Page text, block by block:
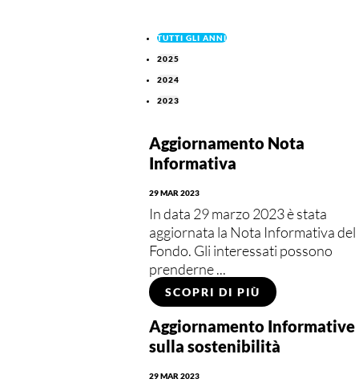
TUTTI GLI ANNI
2025
2024
2023
Aggiornamento Nota
Informativa
29 MAR 2023
In data 29 marzo 2023 è stata
aggiornata la Nota Informativa del
Fondo. Gli interessati possono
prenderne ...
SCOPRI DI PIÙ
Aggiornamento Informative
sulla sostenibilità
29 MAR 2023